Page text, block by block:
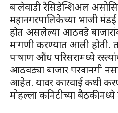
बालेवाडी रेसिडेन्शिअल
महानगरपालिकेच्या भाजी
होत असलेल्या आठवडे
मागणी करण्यात आली होती.
पाषाण औंध परिसरामध्ये
आठवड्या बाजार परवानगी
आहेत. यावर कारवाई कधी
मोहल्ला कमिटीच्या